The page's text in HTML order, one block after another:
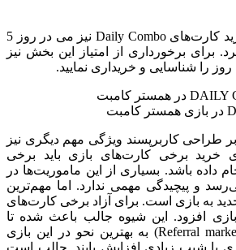
در نهایت می‌توانید با خرید کارت‌های Daily Combo نیز می در روز 5
برای برخورداری از امتیاز این بخش نیز
را شناسایی و خریداری نمایید.
طراحی کاربرپسند ویژگی مهم دیگری نیز
خرید برخی کارت‌های بازی باید برخی
داده باشد. بسیاری از این ماموریت‌ها در
و پیچیدگی مهمی ندارد. اما مهم‌ترین
به بازی است. برای آزاد برخی کارت‌های
را به بازی افزود. این شیوه جالب باعث شده تا
بازاریابی ارجاعی (Referral marketing) به بهترین نحو در این بازی
با شیب زیادی افزایش یابند. جالب است